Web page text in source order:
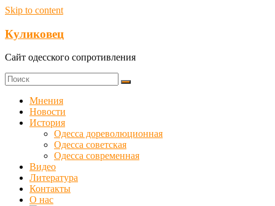
Skip to content
Куликовец
Сайт одесского сопротивления
Мнения
Новости
История
Одесса дореволюционная
Одесса советская
Одесса современная
Видео
Литература
Контакты
О нас